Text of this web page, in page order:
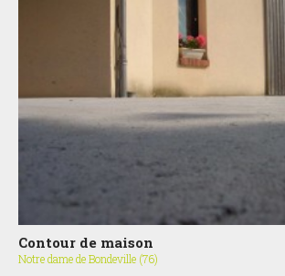
Contour de maison
Notre dame de Bondeville (76)